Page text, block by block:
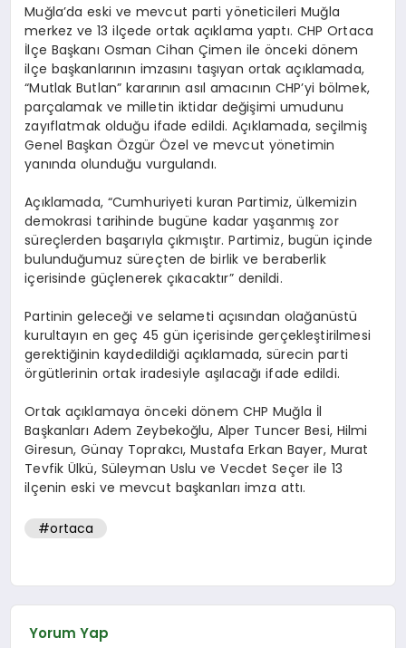
Muğla’da eski ve mevcut parti yöneticileri Muğla
merkez ve 13 ilçede ortak açıklama yaptı. CHP Ortaca
İlçe Başkanı Osman Cihan Çimen ile önceki dönem
ilçe başkanlarının imzasını taşıyan ortak açıklamada,
“Mutlak Butlan” kararının asıl amacının CHP’yi bölmek,
parçalamak ve milletin iktidar değişimi umudunu
zayıflatmak olduğu ifade edildi. Açıklamada, seçilmiş
Genel Başkan Özgür Özel ve mevcut yönetimin
yanında olunduğu vurgulandı.
Açıklamada, “Cumhuriyeti kuran Partimiz, ülkemizin
demokrasi tarihinde bugüne kadar yaşanmış zor
süreçlerden başarıyla çıkmıştır. Partimiz, bugün içinde
bulunduğumuz süreçten de birlik ve beraberlik
içerisinde güçlenerek çıkacaktır” denildi.
Partinin geleceği ve selameti açısından olağanüstü
kurultayın en geç 45 gün içerisinde gerçekleştirilmesi
gerektiğinin kaydedildiği açıklamada, sürecin parti
örgütlerinin ortak iradesiyle aşılacağı ifade edildi.
Ortak açıklamaya önceki dönem CHP Muğla İl
Başkanları Adem Zeybekoğlu, Alper Tuncer Besi, Hilmi
Giresun, Günay Toprakcı, Mustafa Erkan Bayer, Murat
Tevfik Ülkü, Süleyman Uslu ve Vecdet Seçer ile 13
ilçenin eski ve mevcut başkanları imza attı.
#ortaca
Yorum Yap